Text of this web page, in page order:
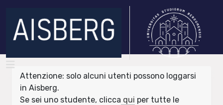
Attenzione: solo alcuni utenti possono loggarsi
in Aisberg.
Se sei uno studente, clicca qui per tutte le